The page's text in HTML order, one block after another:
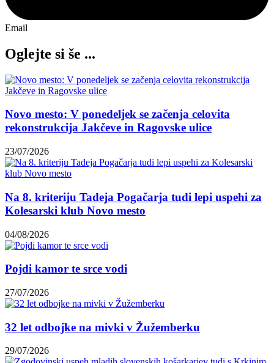
Email
Oglejte si še ...
Novo mesto: V ponedeljek se začenja celovita
rekonstrukcija Jakčeve in Ragovske ulice
23/07/2026
Na 8. kriteriju Tadeja Pogačarja tudi lepi uspehi za
Kolesarski klub Novo mesto
04/08/2026
Pojdi kamor te srce vodi
27/07/2026
32 let odbojke na mivki v Žužemberku
29/07/2026